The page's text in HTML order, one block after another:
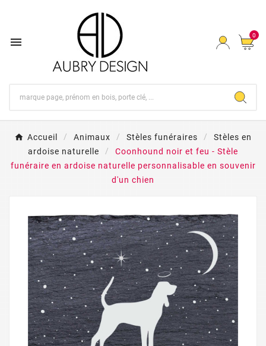
 0
Accueil Animaux Stèles funéraires
Stèles en
ardoise naturelle
Coonhound noir et feu - Stèle
funéraire en ardoise naturelle personnalisable en souvenir
d'un chien